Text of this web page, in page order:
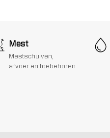
Mest
Mestschuiven,
afvoer en toebehoren